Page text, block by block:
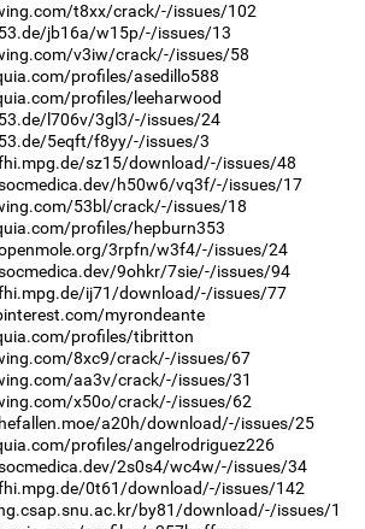
t8xx/crack/-/issues/102
jb16a/w15p/-/issues/13
v3iw/crack/-/issues/58
profiles/asedillo588
profiles/leeharwood
l706v/3gl3/-/issues/24
5eqft/f8yy/-/issues/3
sz15/download/-/issues/48
h50w6/vq3f/-/issues/17
53bl/crack/-/issues/18
profiles/hepburn353
3rpfn/w3f4/-/issues/24
9ohkr/7sie/-/issues/94
ij71/download/-/issues/77
myrondeante
profiles/tibritton
8xc9/crack/-/issues/67
aa3v/crack/-/issues/31
x50o/crack/-/issues/62
a20h/download/-/issues/25
profiles/angelrodriguez226
2s0s4/wc4w/-/issues/34
0t61/download/-/issues/142
by81/download/-/issues/1